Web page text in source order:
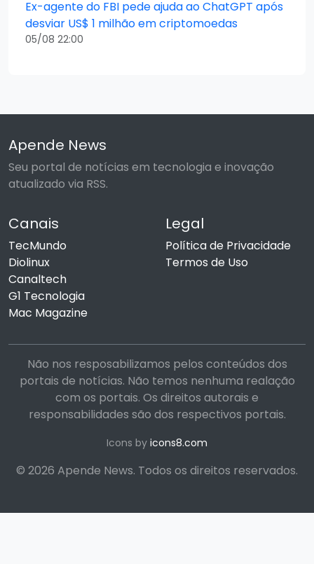
Ex-agente do FBI pede ajuda ao ChatGPT após
desviar US$ 1 milhão em criptomoedas
05/08 22:00
Apende News
Seu portal de notícias em tecnologia e inovação
atualizado via RSS.
Canais
TecMundo
Diolinux
Canaltech
G1 Tecnologia
Mac Magazine
Legal
Política de Privacidade
Termos de Uso
Não nos resposabilizamos pelos conteúdos dos
portais de notícias. Não temos nenhuma realação
com os portais. Os direitos autorais e
responsabilidades são dos respectivos portais.
Icons by icons8.com
© 2026 Apende News. Todos os direitos reservados.